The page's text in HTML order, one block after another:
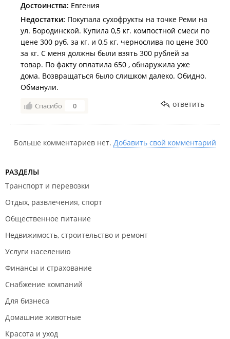
Достоинства: Евгения
Недостатки: Покупала сухофрукты на точке Реми на
ул. Бородинской. Купила 0,5 кг. компостной смеси по
цене 300 руб. за кг. и 0,5 кг. чернослива по цене 300
за кг. С меня должны были взять 300 рублей за
товар. По факту оплатила 650 , обнаружила уже
дома. Возвращаться было слишком далеко. Обидно.
Обманули.
Спасибо 0 ответить
Больше комментариев нет. Добавить свой комментарий
РАЗДЕЛЫ
Транспорт и перевозки
Отдых, развлечения, спорт
Общественное питание
Недвижимость, строительство и ремонт
Услуги населению
Финансы и страхование
Снабжение компаний
Для бизнеса
Домашние животные
Красота и уход